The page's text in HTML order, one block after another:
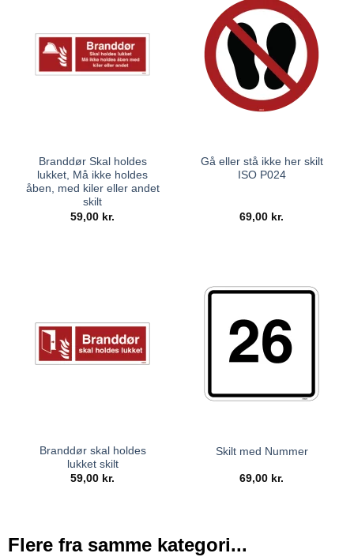
Branddør Skal holdes
lukket, Må ikke holdes
åben, med kiler eller andet
skilt
59,00 kr.
Gå eller stå ikke her skilt
ISO P024
69,00 kr.
Branddør skal holdes
lukket skilt
59,00 kr.
Skilt med Nummer
69,00 kr.
Flere fra samme kategori...